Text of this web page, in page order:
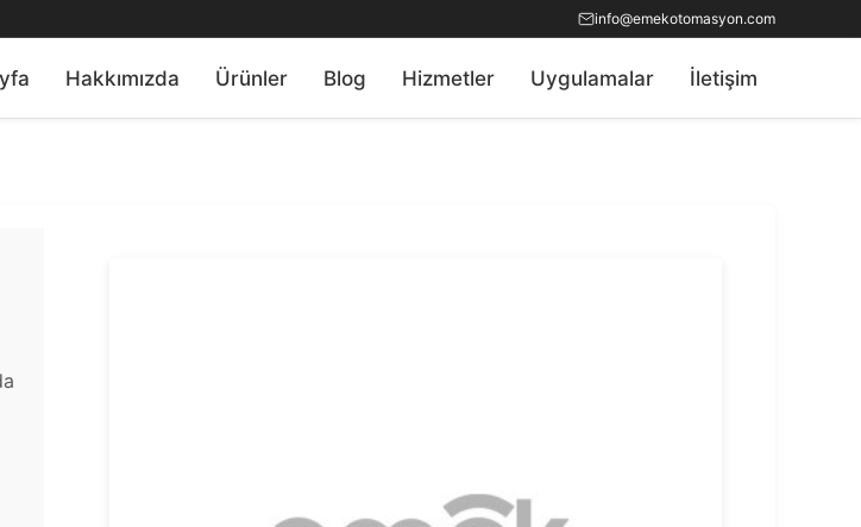
info@emekotomasyon.com
Hakkımızda Ürünler Blog Hizmetler Uygulamalar İletişim